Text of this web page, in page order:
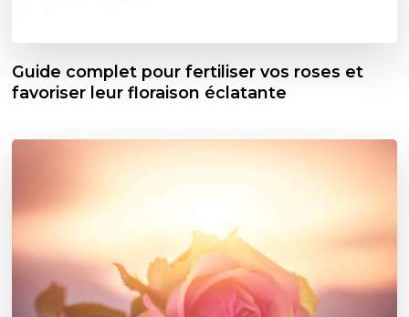
Guide complet pour fertiliser vos roses et
favoriser leur floraison éclatante